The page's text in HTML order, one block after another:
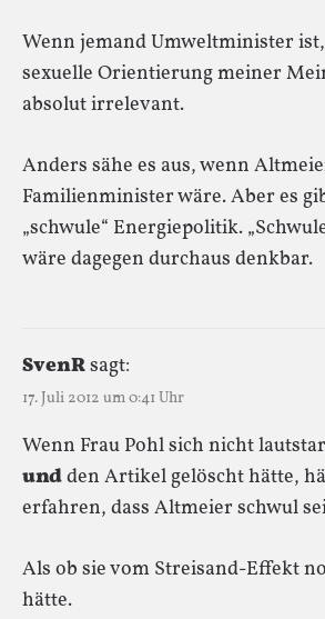
Wenn jemand Umweltminister
sexuelle Orientierung meiner
absolut irrelevant.
Anders sähe es aus, wenn
Familienminister wäre. Aber es
„schwule“ Energiepolitik.
wäre dagegen durchaus denkbar.
SvenRsagt:
17. Juli 2012 um 0:41 Uhr
Wenn Frau Pohl sich nicht
undden Artikel gelöscht hätte,
erfahren, dass Altmeier schwul
Als ob sie vom Streisand-Effekt
hätte.